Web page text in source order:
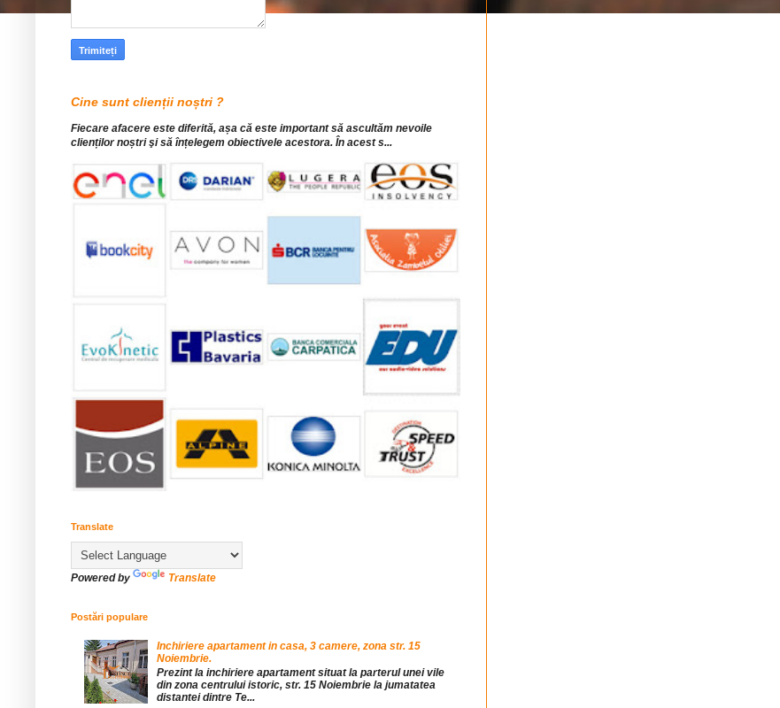
Cine sunt clienții noștri ?
Fiecare afacere este diferită, așa că este important să ascultăm nevoile
clienților noștri şi să înțelegem obiectivele acestora. În acest s...
Translate
Powered by Translate
Postări populare
Inchiriere apartament in casa, 3 camere, zona str. 15
Noiembrie.
Prezint la inchiriere apartament situat la parterul unei vile
din zona centrului istoric, str. 15 Noiembrie la jumatatea
distantei dintre Te...